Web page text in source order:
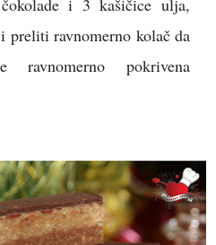
preliti ravnomerno kolač da
ravnomerno pokrivena